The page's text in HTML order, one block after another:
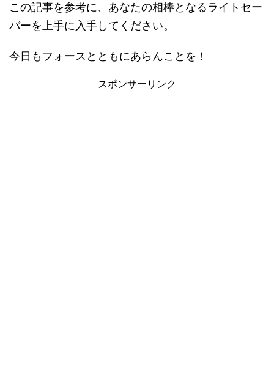
この記事を参考に、あなたの相棒となるライトセー
バーを上手に入手してください。
今日もフォースとともにあらんことを！
スポンサーリンク